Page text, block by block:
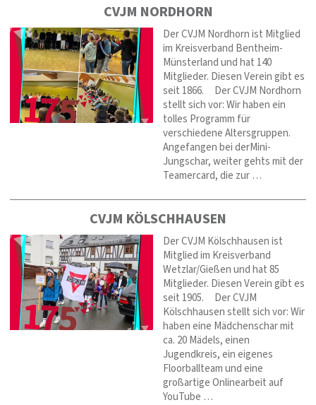
CVJM NORDHORN
Der CVJM Nordhorn ist Mitglied
im Kreisverband Bentheim-
Münsterland und hat 140
Mitglieder. Diesen Verein gibt es
seit 1866. Der CVJM Nordhorn
stellt sich vor: Wir haben ein
tolles Programm für
verschiedene Altersgruppen.
Angefangen bei derMini-
Jungschar, weiter gehts mit der
Teamercard, die zur …
CVJM KÖLSCHHAUSEN
Der CVJM Kölschhausen ist
Mitglied im Kreisverband
Wetzlar/Gießen und hat 85
Mitglieder. Diesen Verein gibt es
seit 1905. Der CVJM
Kölschhausen stellt sich vor: Wir
haben eine Mädchenschar mit
ca. 20 Mädels, einen
Jugendkreis, ein eigenes
Floorballteam und eine
großartige Onlinearbeit auf
YouTube …